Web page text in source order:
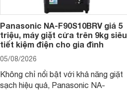
Panasonic NA-F90S10BRV giá 5
triệu, máy giặt cửa trên 9kg siêu
tiết kiệm điện cho gia đình
05/08/2026
Không chỉ nổi bật với khả năng giặt
sạch hiệu quả, Panasonic NA-